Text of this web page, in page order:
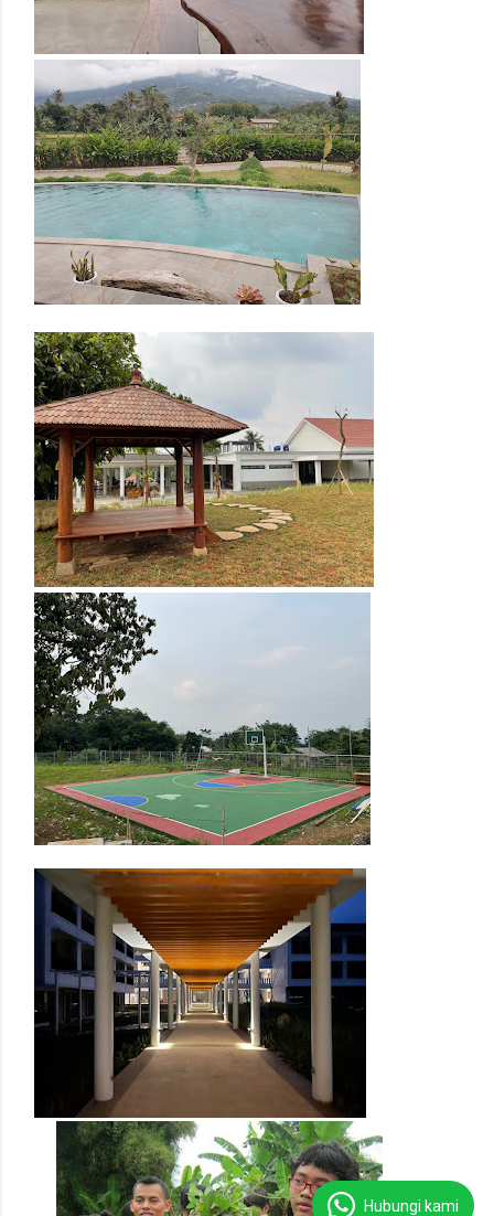
Hubungi kami